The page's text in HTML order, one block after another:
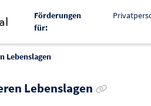
Förderungen
für:
Lebenslagen
Lebenslagen Link zur